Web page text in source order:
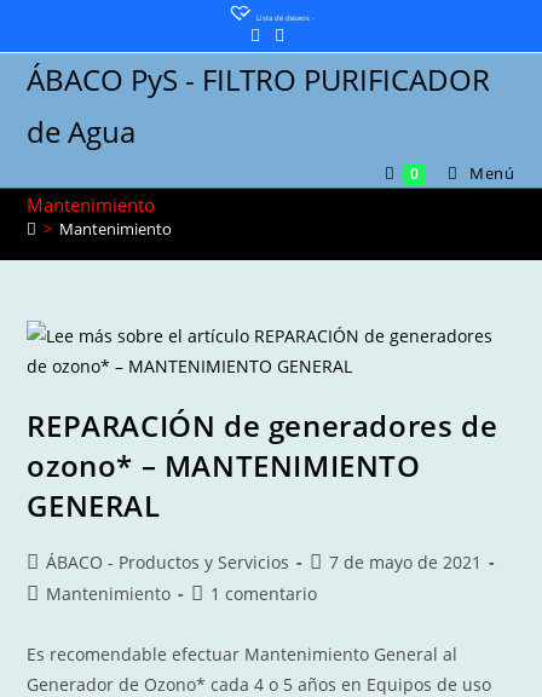
contenido
Lista de deseos -
ÁBACO PyS - FILTRO PURIFICADOR
de Agua
0 Menú
Mantenimiento
> Mantenimiento
REPARACIÓN de generadores de
ozono* – MANTENIMIENTO
GENERAL
Autor
de
ÁBACO - Productos y Servicios
Publicación
de
7 de mayo de 2021
Categoría
la
entrada:
Mantenimiento
Comentarios
entrada:
1 comentario
Es recomendable efectuar Mantenimiento General al
Generador de Ozono* cada 4 o 5 años en Equipos de uso